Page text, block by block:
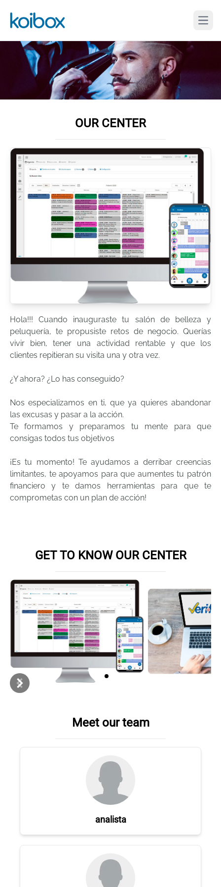
OUR CENTER
Hola!!! Cuando inauguraste tu salón de belleza y
peluquería, te propusiste retos de negocio. Querías
vivir bien, tener una actividad rentable y que los
clientes repitieran su visita una y otra vez.
¿Y ahora? ¿Lo has conseguido?
Nos especializamos en ti, que ya quieres abandonar
las excusas y pasar a la acción.
Te formamos y preparamos tu mente para que
consigas todos tus objetivos
¡Es tu momento! Te ayudamos a derribar creencias
limitantes, te apoyamos para que aumentes tu patrón
financiero y te damos herramientas para que te
GET TO KNOW OUR CENTER
Item
Meet our team
analista